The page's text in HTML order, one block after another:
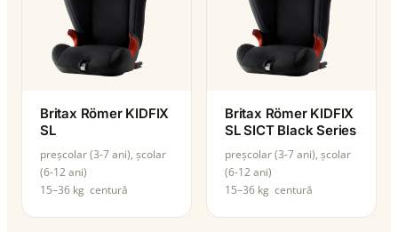
Britax Römer KIDFIX
SL
preșcolar (3-7 ani), școlar
(6-12 ani)
15–36 kg centură
Britax Römer KIDFIX
SL SICT Black Series
preșcolar (3-7 ani), școlar
(6-12 ani)
15–36 kg centură